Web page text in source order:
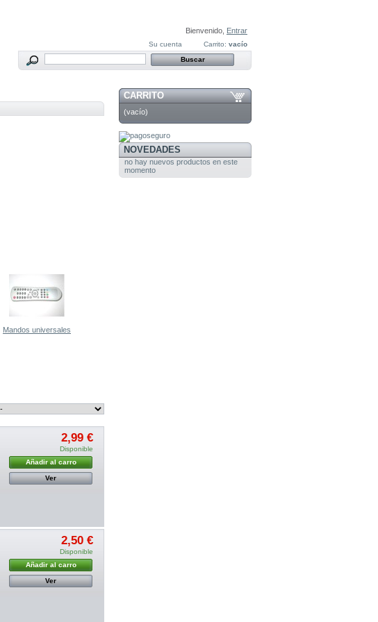
Bienvenido,
Entrar
Carrito: vacío
Su cuenta
Mandos universales
2,99 €
Disponible
Añadir al carro
Ver
2,50 €
Disponible
Añadir al carro
Ver
CARRITO
(vacío)
NOVEDADES
no hay nuevos productos en este
momento